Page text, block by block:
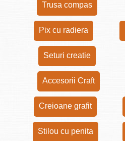
Trusa compas
Pix cu radiera
Seturi creatie
Accesorii Craft
Creioane grafit
Stilou cu penita